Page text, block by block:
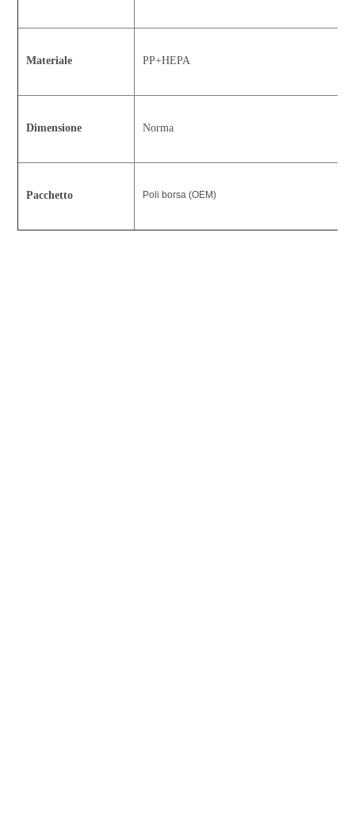
Materiale PP+HEPA
Dimensione Norma
Pacchetto Poli borsa (OEM)